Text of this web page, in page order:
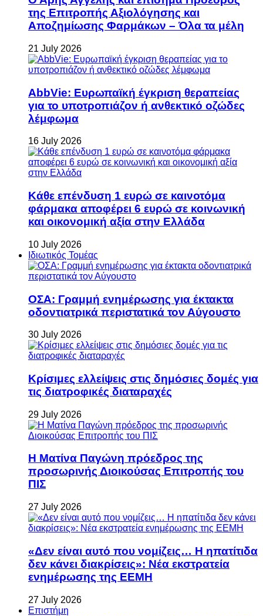
της Επιτροπής Αξιολόγησης και
Αποζημίωσης Φαρμάκων – Όλα τα μέλη
21 July 2026
AbbVie: Ευρωπαϊκή έγκριση θεραπείας
για το υποτροπιάζον ή ανθεκτικό οζώδες
λέμφωμα
16 July 2026
Κάθε επένδυση 1 ευρώ σε καινοτόμα
φάρμακα αποφέρει 6 ευρώ σε κοινωνική
και οικονομική αξία στην Ελλάδα
10 July 2026
Ιδιωτικός Τομέας
ΟΣΑ: Γραμμή ενημέρωσης για έκτακτα
οδοντιατρικά περιστατικά τον Αύγουστο
30 July 2026
Κρίσιμες ελλείψεις στις δημόσιες δομές για
τις διατροφικές διαταραχές
29 July 2026
Η Ματίνα Παγώνη πρόεδρος της
προσωρινής Διοικούσας Επιτροπής του
ΠΙΣ
27 July 2026
«Δεν είναι αυτό που νομίζεις… Η ηπατίτιδα
δεν κάνει διακρίσεις»: Νέα εκστρατεία
ενημέρωσης της ΕΕΜΗ
27 July 2026
Επιστήμη